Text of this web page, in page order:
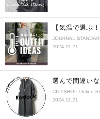
【気温で選ぶ
JOURNAL
2024.11.21
選んで間違い
CITYSHOP Online
2024.11.21